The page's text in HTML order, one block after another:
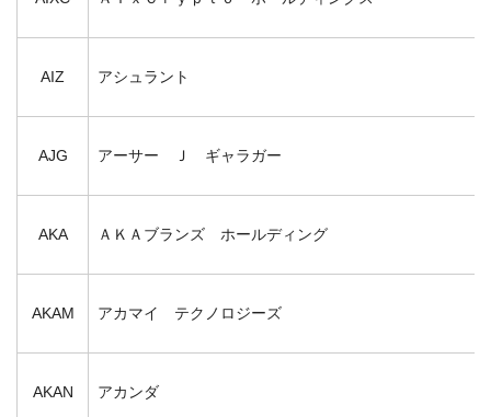
AIZ アシュラント
AJG アーサー Ｊ ギャラガー
AKA ＡＫＡブランズ ホールディング
AKAM アカマイ テクノロジーズ
AKAN アカンダ